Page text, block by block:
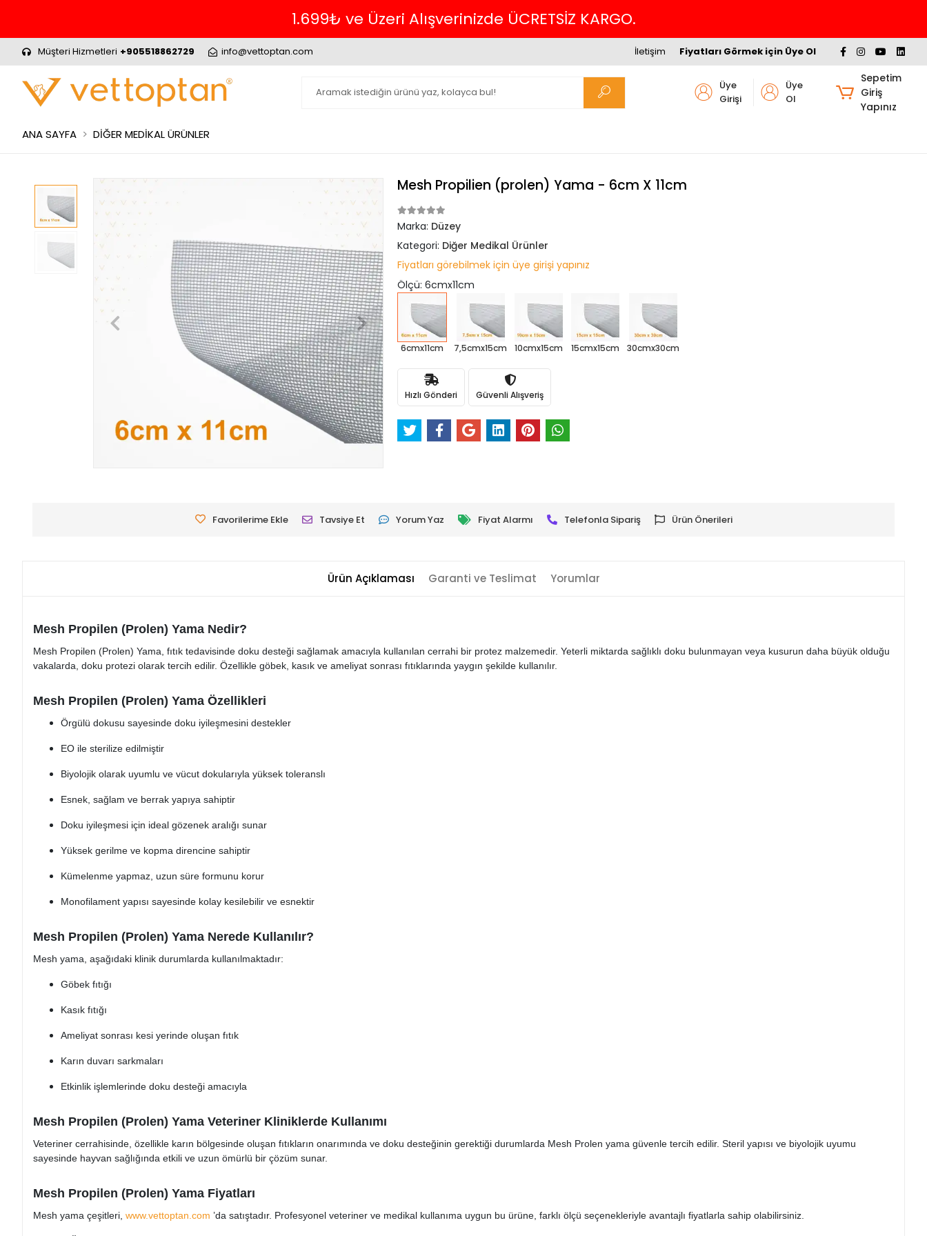
Müşteri Hizmetleri +905518862729 info@vettoptan.com Fiyatları Görmek için Üye Ol
İletişim
Üye
Girişi
Üye
Ol
Sepetim
Giriş
Yapınız
ANA SAYFA DİĞER MEDİKAL ÜRÜNLER
Mesh Propilien (prolen) Yama - 6cm X 11cm
Marka: Düzey
Kategori: Diğer Medikal Ürünler
Fiyatları görebilmek için üye girişi yapınız
Ölçü: 6cmx11cm
6cmx11cm 7,5cmx15cm 10cmx15cm 15cmx15cm 30cmx30cm
Hızlı Gönderi Güvenli Alışveriş
Favorilerime Ekle Tavsiye Et Yorum Yaz Fiyat Alarmı Telefonla Sipariş Ürün Önerileri
Ürün Açıklaması Garanti ve Teslimat Yorumlar
Mesh Propilen (Prolen) Yama Nedir?
Mesh Propilen (Prolen) Yama, fıtık tedavisinde doku desteği sağlamak amacıyla kullanılan cerrahi bir protez malzemedir. Yeterli miktarda sağlıklı doku bulunmayan veya kusurun daha büyük olduğu
vakalarda, doku protezi olarak tercih edilir. Özellikle göbek, kasık ve ameliyat sonrası fıtıklarında yaygın şekilde kullanılır.
Mesh Propilen (Prolen) Yama Özellikleri
Örgülü dokusu sayesinde doku iyileşmesini destekler
EO ile sterilize edilmiştir
Biyolojik olarak uyumlu ve vücut dokularıyla yüksek toleranslı
Esnek, sağlam ve berrak yapıya sahiptir
Doku iyileşmesi için ideal gözenek aralığı sunar
Yüksek gerilme ve kopma direncine sahiptir
Kümelenme yapmaz, uzun süre formunu korur
Monofilament yapısı sayesinde kolay kesilebilir ve esnektir
Mesh Propilen (Prolen) Yama Nerede Kullanılır?
Mesh yama, aşağıdaki klinik durumlarda kullanılmaktadır:
Göbek fıtığı
Kasık fıtığı
Ameliyat sonrası kesi yerinde oluşan fıtık
Karın duvarı sarkmaları
Etkinlik işlemlerinde doku desteği amacıyla
Mesh Propilen (Prolen) Yama Veteriner Kliniklerde Kullanımı
Veteriner cerrahisinde, özellikle karın bölgesinde oluşan fıtıkların onarımında ve doku desteğinin gerektiği durumlarda Mesh Prolen yama güvenle tercih edilir. Steril yapısı ve biyolojik uyumu
sayesinde hayvan sağlığında etkili ve uzun ömürlü bir çözüm sunar.
Mesh Propilen (Prolen) Yama Fiyatları
Mesh yama çeşitleri, www.vettoptan.com ’da satıştadır. Profesyonel veteriner ve medikal kullanıma uygun bu ürüne, farklı ölçü seçenekleriyle avantajlı fiyatlarla sahip olabilirsiniz.